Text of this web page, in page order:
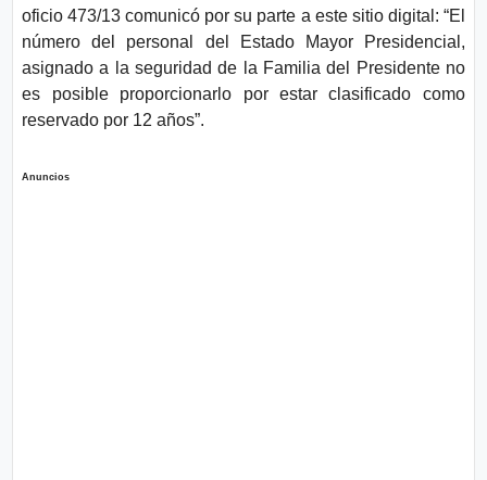
oficio 473/13 comunicó por su parte a este sitio digital: “El
número del personal del Estado Mayor Presidencial,
asignado a la seguridad de la Familia del Presidente no
es posible proporcionarlo por estar clasificado como
reservado por 12 años”.
Anuncios